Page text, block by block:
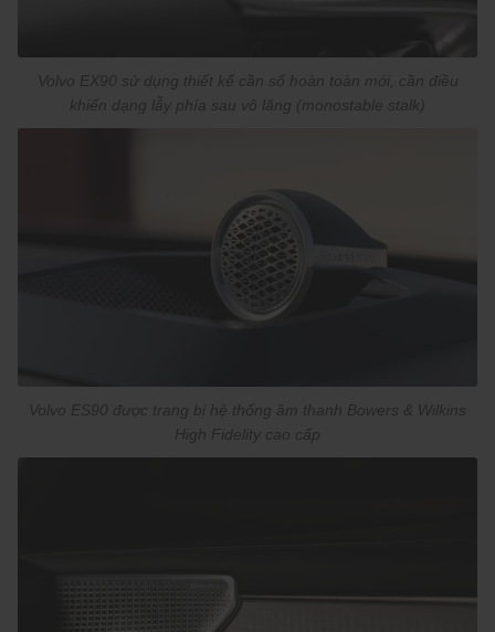
Volvo EX90 sử dụng thiết kế cần số hoàn toàn mới, cần điều
khiển dạng lẫy phía sau vô lăng (monostable stalk)
Volvo ES90 được trang bị hệ thống âm thanh Bowers & Wilkins
High Fidelity cao cấp